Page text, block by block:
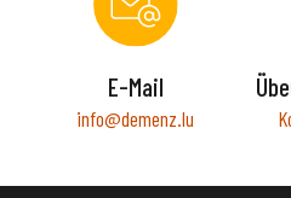
E-Mail
info@demenz.lu